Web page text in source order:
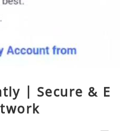
| Secure & E